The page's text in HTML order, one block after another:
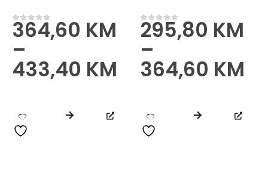
0od 5
364,60 KM
–
433,40 KM
0od 5
295,80 KM
–
364,60 KM